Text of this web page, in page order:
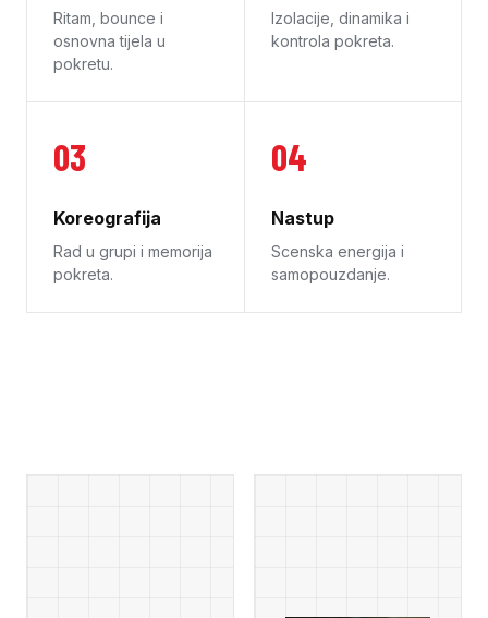
Ritam, bounce i
osnovna tijela u
pokretu.
Izolacije, dinamika i
kontrola pokreta.
03
Koreografija
Rad u grupi i memorija
pokreta.
04
Nastup
Scenska energija i
samopouzdanje.